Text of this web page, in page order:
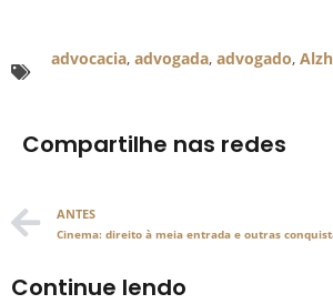
advocacia, advogada, advogado,
Compartilhe nas redes
ANTES
Cinema: direito à meia entrada e outras
Continue lendo